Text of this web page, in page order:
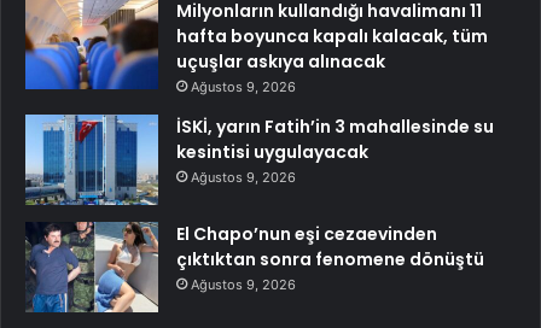
Milyonların kullandığı havalimanı 11
hafta boyunca kapalı kalacak, tüm
uçuşlar askıya alınacak
Ağustos 9, 2026
İSKİ, yarın Fatih’in 3 mahallesinde su
kesintisi uygulayacak
Ağustos 9, 2026
El Chapo’nun eşi cezaevinden
çıktıktan sonra fenomene dönüştü
Ağustos 9, 2026